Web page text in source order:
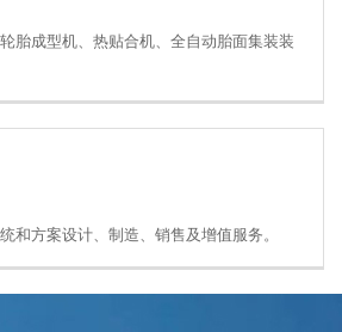
胎成型机、热贴合机、全自动胎面集装装
和方案设计、制造、销售及增值服务。